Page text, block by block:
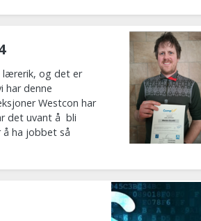
lærerik, og det er
har denne
Westcon har
det uvant å bli
ha jobbet så